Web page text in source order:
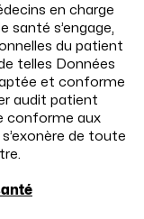
en charge
santé s’engage,
du patient
telles Données
et conforme
audit patient
conforme aux
de toute